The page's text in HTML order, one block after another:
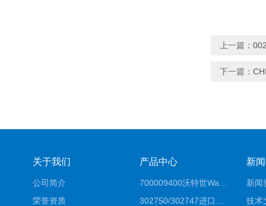
上一篇：
下一篇：
关于我们
公司简介
荣誉资质
产品中心 新
新闻
技术